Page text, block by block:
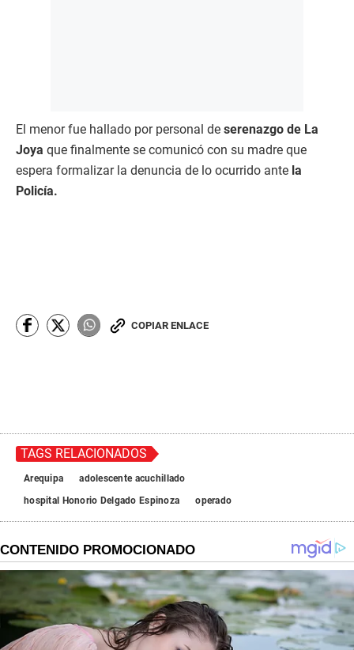
El menor fue hallado por personal de serenazgo de La
Joya que finalmente se comunicó con su madre que
espera formalizar la denuncia de lo ocurrido ante la
Policía.
COPIAR ENLACE
TAGS RELACIONADOS
Arequipa
adolescente acuchillado
hospital Honorio Delgado Espinoza
operado